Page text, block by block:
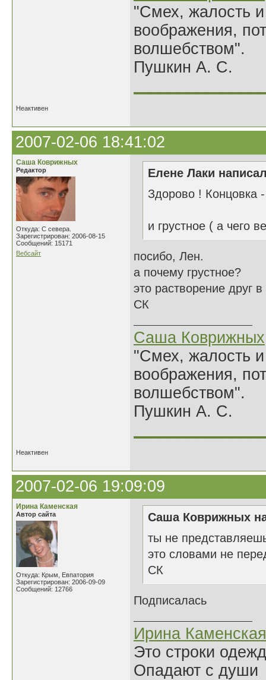
"Смех, жалость
воображения,
волшебством".
Пушкин А. С.
Неактивен
2007-02-06 18:41:02
Саша Коврижных
Редактор
Откуда: С севера.
Зарегистрирован: 2006-08-15
Сообщений: 15171
Вебсайт
Елене Лаки
Здорово ! Концовка
и грустное ( а чего
посибо, Лен.
а почему грустное?
это растворение друг в
СК
Саша Коврижных
"Смех, жалость
воображения,
волшебством".
Пушкин А. С.
Неактивен
2007-02-06 19:09:09
Ирина Каменская
Автор сайта
Откуда: Крым, Евпатория
Зарегистрирован: 2006-09-09
Сообщений: 12766
Саша Коврижных
ты не
это словами не
СК
Подписалась
Ирина Каменская
Это строки
Опадают с души